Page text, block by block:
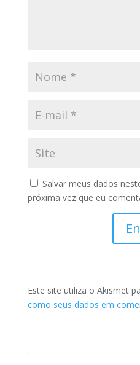
Salvar meus dados
próxima vez que eu
Este site utiliza o Akismet
como seus dados em